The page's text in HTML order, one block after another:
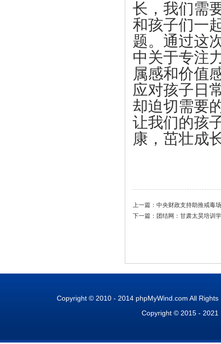
长，我们需
和孩子们一
题。通过这
中关于专注
属感和价值
应对孩子日
却迫切需要
让我们的孩
康，茁壮成
上一篇： 中央财政支持助推戒毒
下一篇： 团结网：甘肃太昊培训
Copyright © 2010 - 2014 phpMyWind.com All
Copyright © 2015 - 2021